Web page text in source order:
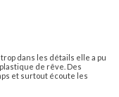
dans les détails elle a pu
de rêve. Des
et surtout écoute les